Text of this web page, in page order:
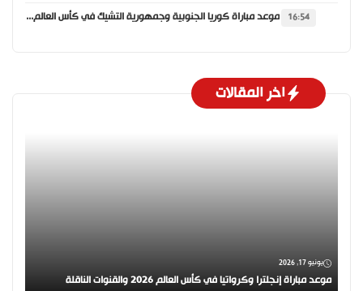
16:54 موعد مباراة كوريا الجنوبية وجمهورية التشيك في كأس العالم 2026 والقنوات الناقلة
اخر المقالات
يونيو 17, 2026
موعد مباراة إنجلترا وكرواتيا في كأس العالم 2026 والقنوات الناقلة